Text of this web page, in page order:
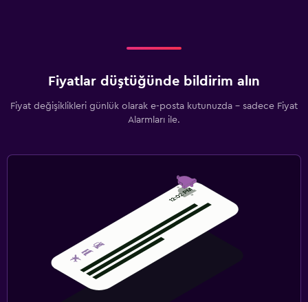
Çocuk bakıcılığı/çocuk hizmetleri (ücretli)
Havuz bar
Fiyatlar düştüğünde bildirim alın
Fiyat değişiklikleri günlük olarak e-posta kutunuzda - sadece Fiyat
Alarmları ile.